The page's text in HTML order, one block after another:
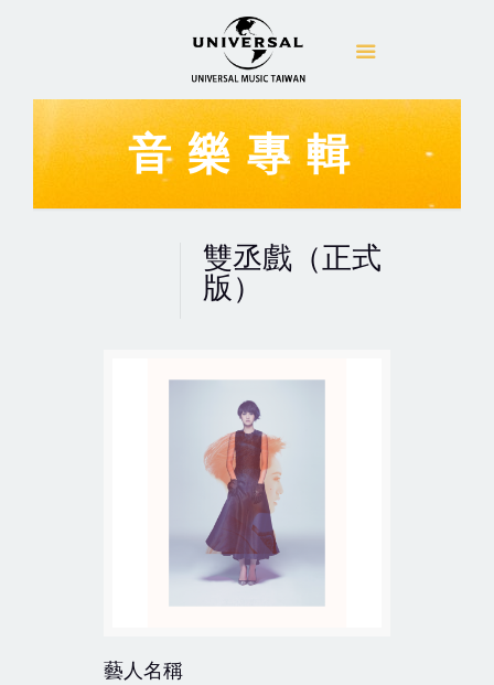
音樂專輯
雙丞戲（正式
版）
藝人名稱